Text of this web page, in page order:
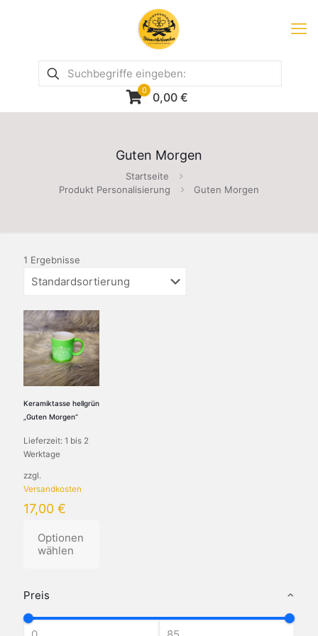
0 0,00 €
Guten Morgen
Startseite
Produkt Personalisierung
Guten Morgen
Preis
1 Ergebnisse
Keramiktasse hellgrün
„Guten Morgen“
Lieferzeit: 1 bis 2
Werktage
zzgl.
Versandkosten
17,00 €
Optionen
wählen
Produkt
mehrere
Varianten